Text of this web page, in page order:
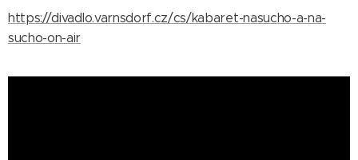
https://divadlo.varnsdorf.cz/cs/kabaret-nasucho-a-na-
sucho-on-air